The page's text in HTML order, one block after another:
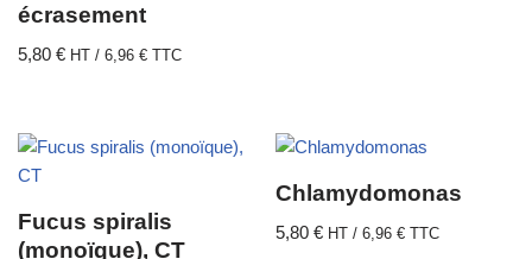
écrasement
5,80 € HT / 6,96 € TTC
Fucus spiralis
(monoïque), CT
Chlamydomonas
5,80€ HT /6,96€ TTC